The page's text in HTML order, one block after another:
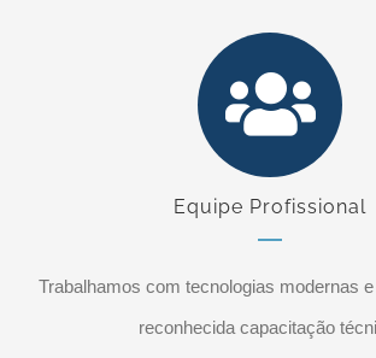
Equipe Profissional
Trabalhamos com tecnologias modernas
reconhecida capacitação